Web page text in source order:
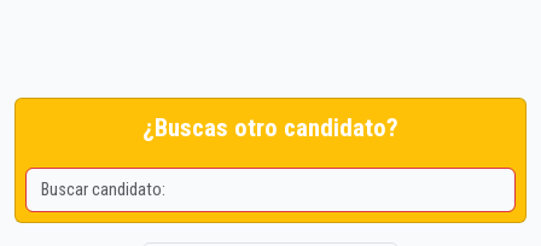
¿Buscas otro candidato?